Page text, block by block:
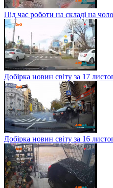
Під час роботи на складі на
Добірка новин світу за 17
Добірка новин світу за 16